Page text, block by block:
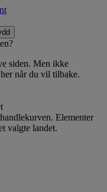
siden. Men ikke
når du vil tilbake.
Elementer
valgte landet.